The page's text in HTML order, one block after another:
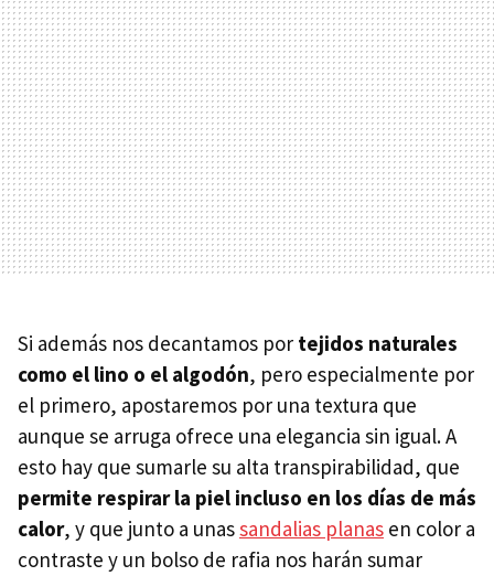
Si además nos decantamos por tejidos naturales
como el lino o el algodón, pero especialmente por
el primero, apostaremos por una textura que
aunque se arruga ofrece una elegancia sin igual. A
esto hay que sumarle su alta transpirabilidad, que
permite respirar la piel incluso en los días de más
calor, y que junto a unassandalias planas en color a
contraste y un bolso de rafia nos harán sumar